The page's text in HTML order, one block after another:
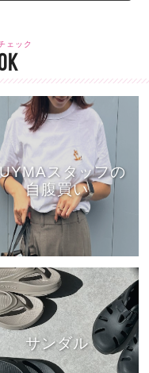
ェック
スタッフの
自腹買い
サンダル